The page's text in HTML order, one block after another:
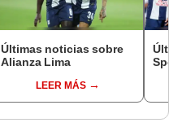
Últimas noticias sobre
Alianza Lima
LEER MÁS